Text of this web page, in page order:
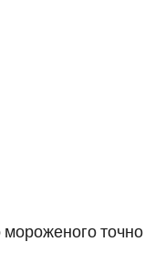
точно